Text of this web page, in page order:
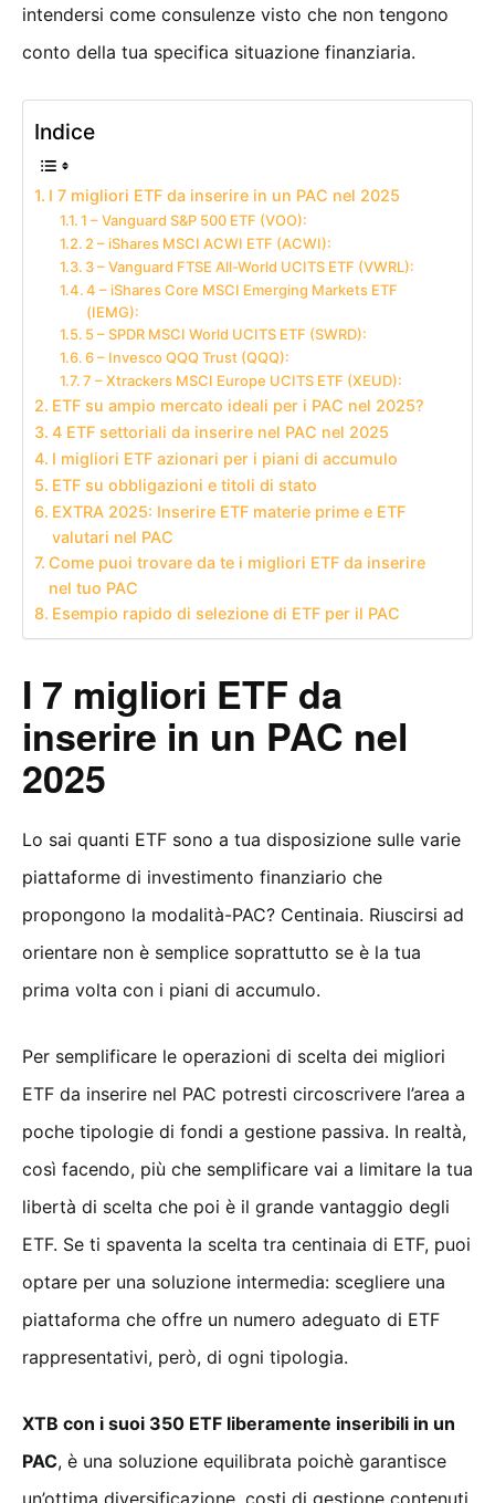
intendersi come consulenze visto che non tengono
conto della tua specifica situazione finanziaria.
Indice
I 7 migliori ETF da inserire in un PAC nel 2025
1 – Vanguard S&P 500 ETF (VOO):
2 – iShares MSCI ACWI ETF (ACWI):
3 – Vanguard FTSE All-World UCITS ETF (VWRL):
4 – iShares Core MSCI Emerging Markets ETF
(IEMG):
5 – SPDR MSCI World UCITS ETF (SWRD):
6 – Invesco QQQ Trust (QQQ):
7 – Xtrackers MSCI Europe UCITS ETF (XEUD):
ETF su ampio mercato ideali per i PAC nel 2025?
4 ETF settoriali da inserire nel PAC nel 2025
I migliori ETF azionari per i piani di accumulo
ETF su obbligazioni e titoli di stato
EXTRA 2025: Inserire ETF materie prime e ETF
valutari nel PAC
Come puoi trovare da te i migliori ETF da inserire
nel tuo PAC
Esempio rapido di selezione di ETF per il PAC
I 7 migliori ETF da
inserire in un PAC nel
2025
Lo sai quanti ETF sono a tua disposizione sulle varie
piattaforme di investimento finanziario che
propongono la modalità-PAC? Centinaia. Riuscirsi ad
orientare non è semplice soprattutto se è la tua
prima volta con i piani di accumulo.
Per semplificare le operazioni di scelta dei migliori
ETF da inserire nel PAC potresti circoscrivere l’area a
poche tipologie di fondi a gestione passiva. In realtà,
così facendo, più che semplificare vai a limitare la tua
libertà di scelta che poi è il grande vantaggio degli
ETF. Se ti spaventa la scelta tra centinaia di ETF, puoi
optare per una soluzione intermedia: scegliere una
piattaforma che offre un numero adeguato di ETF
rappresentativi, però, di ogni tipologia.
XTB con i suoi 350 ETF liberamente inseribili in un
PAC, è una soluzione equilibrata poichè garantisce